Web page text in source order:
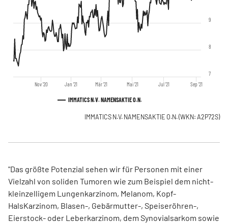
IMMATICS N.V. NAMENSAKTIE O.N.
Nov '20 Jan '21 Mär '21 Mai '21 Jul '21 Sep '21
7
8
9
IMMATICS N.V. NAMENSAKTIE O.N.(WKN: A2P72S)
"Das größte Potenzial sehen wir für Personen mit einer
Vielzahl von soliden Tumoren wie zum Beispiel dem nicht-
kleinzelligem Lungenkarzinom, Melanom, Kopf-
HalsKarzinom, Blasen-, Gebärmutter-, Speiseröhren-,
Eierstock- oder Leberkarzinom, dem Synovialsarkom sowie